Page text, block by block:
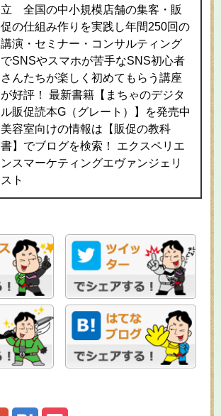
立 全国の中小規模店舗の集客・販
促の仕組み作りを実践し年間250回の
講演・セミナー・コンサルティング
でSNSやスマホが苦手なSNS初心者
さんたちが楽しく初めてもらう講座
が好評！ 最新書籍【まちゃのデジタ
ル販促読本G（グレート）】を発売中
美容室向けの情報は【販促の教科
書】でブログを検索！ エクスペリエ
ンスマーケティングエヴァンジェリ
スト